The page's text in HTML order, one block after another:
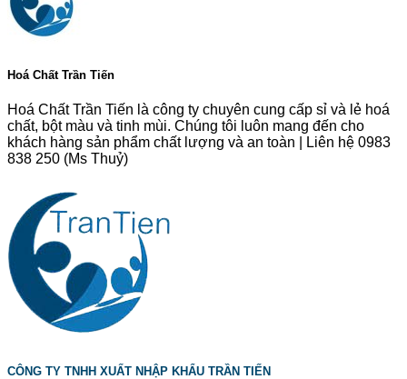
Hoá Chất Trần Tiến
Hoá Chất Trần Tiến là công ty chuyên cung cấp sỉ và lẻ hoá
chất, bột màu và tinh mùi. Chúng tôi luôn mang đến cho
khách hàng sản phẩm chất lượng và an toàn | Liên hệ 0983
838 250 (Ms Thuỷ)
CÔNG TY TNHH XUẤT NHẬP KHẨU TRẦN TIẾN